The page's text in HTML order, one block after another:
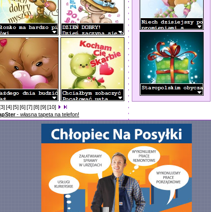
[4][5][6][7][8][9][10]
- własna tapeta na telefon!